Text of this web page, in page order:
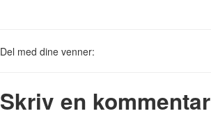
Del med dine venner:
Skriv en kommentar